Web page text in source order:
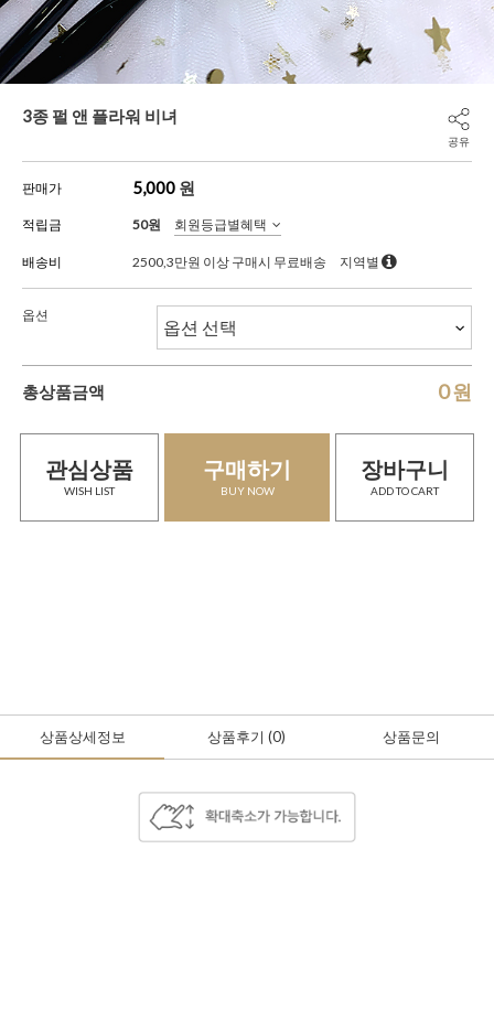
3종 펄 앤 플라워 비녀
공유
판매가 5,000 원
적립금 50원 회원등급별혜택
배송비 2500,3만원 이상 구매시 무료배송 지역별
옵션
총상품금액 0원
관심상품
WISH LIST
구매하기
BUY NOW
장바구니
ADD TO CART
상품상세정보 상품후기 (0) 상품문의